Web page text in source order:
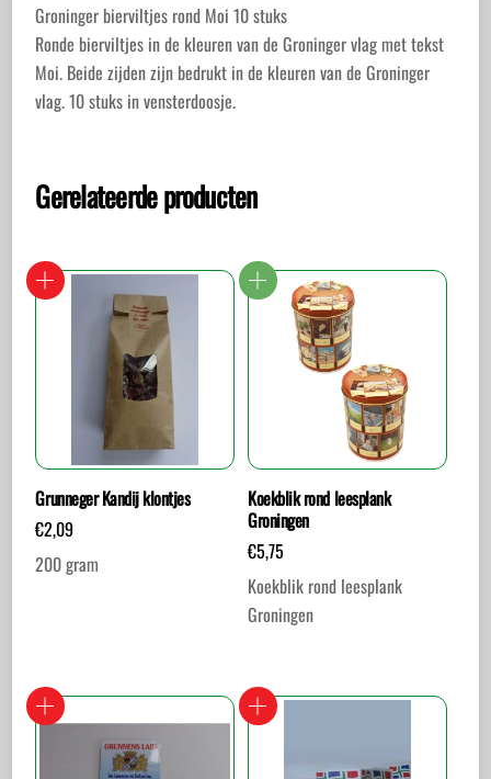
Groninger bierviltjes rond Moi 10 stuks
Ronde bierviltjes in de kleuren van de Groninger vlag met tekst
Moi. Beide zijden zijn bedrukt in de kleuren van de Groninger
vlag. 10 stuks in vensterdoosje.
Gerelateerde producten
Grunneger Kandij klontjes
€2,09
200 gram
Koekblik rond leesplank
Groningen
€5,75
Koekblik rond leesplank
Groningen